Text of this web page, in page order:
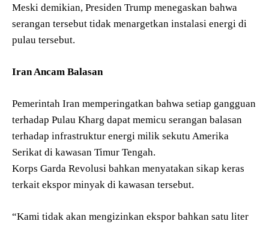
Meski demikian, Presiden Trump menegaskan bahwa
serangan tersebut tidak menargetkan instalasi energi di
pulau tersebut.
Iran Ancam Balasan
Pemerintah Iran memperingatkan bahwa setiap gangguan
terhadap Pulau Kharg dapat memicu serangan balasan
terhadap infrastruktur energi milik sekutu Amerika
Serikat di kawasan Timur Tengah.
Korps Garda Revolusi bahkan menyatakan sikap keras
terkait ekspor minyak di kawasan tersebut.
“Kami tidak akan mengizinkan ekspor bahkan satu liter